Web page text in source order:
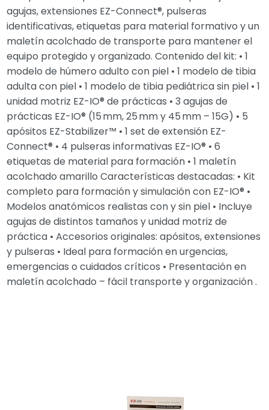
agujas, extensiones EZ-Connect®, pulseras
identificativas, etiquetas para material formativo y un
maletín acolchado de transporte para mantener el
equipo protegido y organizado. Contenido del kit: • 1
modelo de húmero adulto con piel • 1 modelo de tibia
adulta con piel • 1 modelo de tibia pediátrica sin piel • 1
unidad motriz EZ-IO® de prácticas • 3 agujas de
prácticas EZ-IO® (15 mm, 25 mm y 45 mm – 15G) • 5
apósitos EZ-Stabilizer™ • 1 set de extensión EZ-
Connect® • 4 pulseras informativas EZ-IO® • 6
etiquetas de material para formación • 1 maletín
acolchado amarillo Características destacadas: • Kit
completo para formación y simulación con EZ-IO® •
Modelos anatómicos realistas con y sin piel • Incluye
agujas de distintos tamaños y unidad motriz de
práctica • Accesorios originales: apósitos, extensiones
y pulseras • Ideal para formación en urgencias,
emergencias o cuidados críticos • Presentación en
maletín acolchado – fácil transporte y organización .